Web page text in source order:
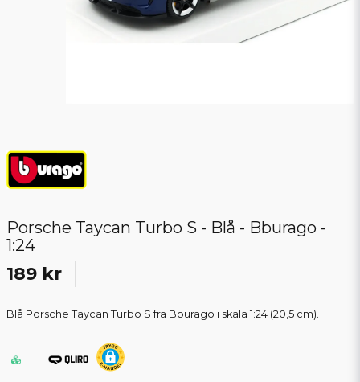
Porsche Taycan Turbo S - Blå - Bburago -
1:24
189 kr
Blå Porsche Taycan Turbo S fra Bburago i skala 1:24 (20,5 cm).